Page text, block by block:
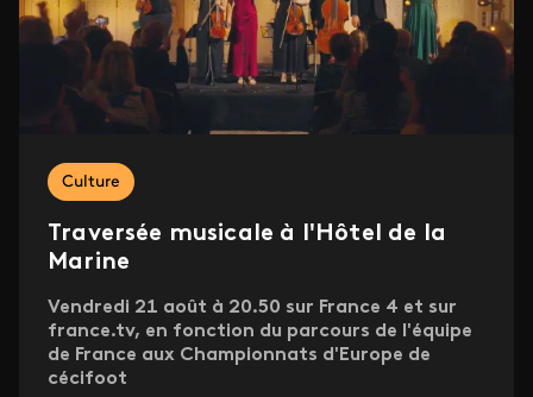
Culture
Traversée musicale à l'Hôtel de la
Marine
Vendredi 21 août à 20.50 sur France 4 et sur
france.tv, en fonction du parcours de l'équipe
de France aux Championnats d'Europe de
cécifoot